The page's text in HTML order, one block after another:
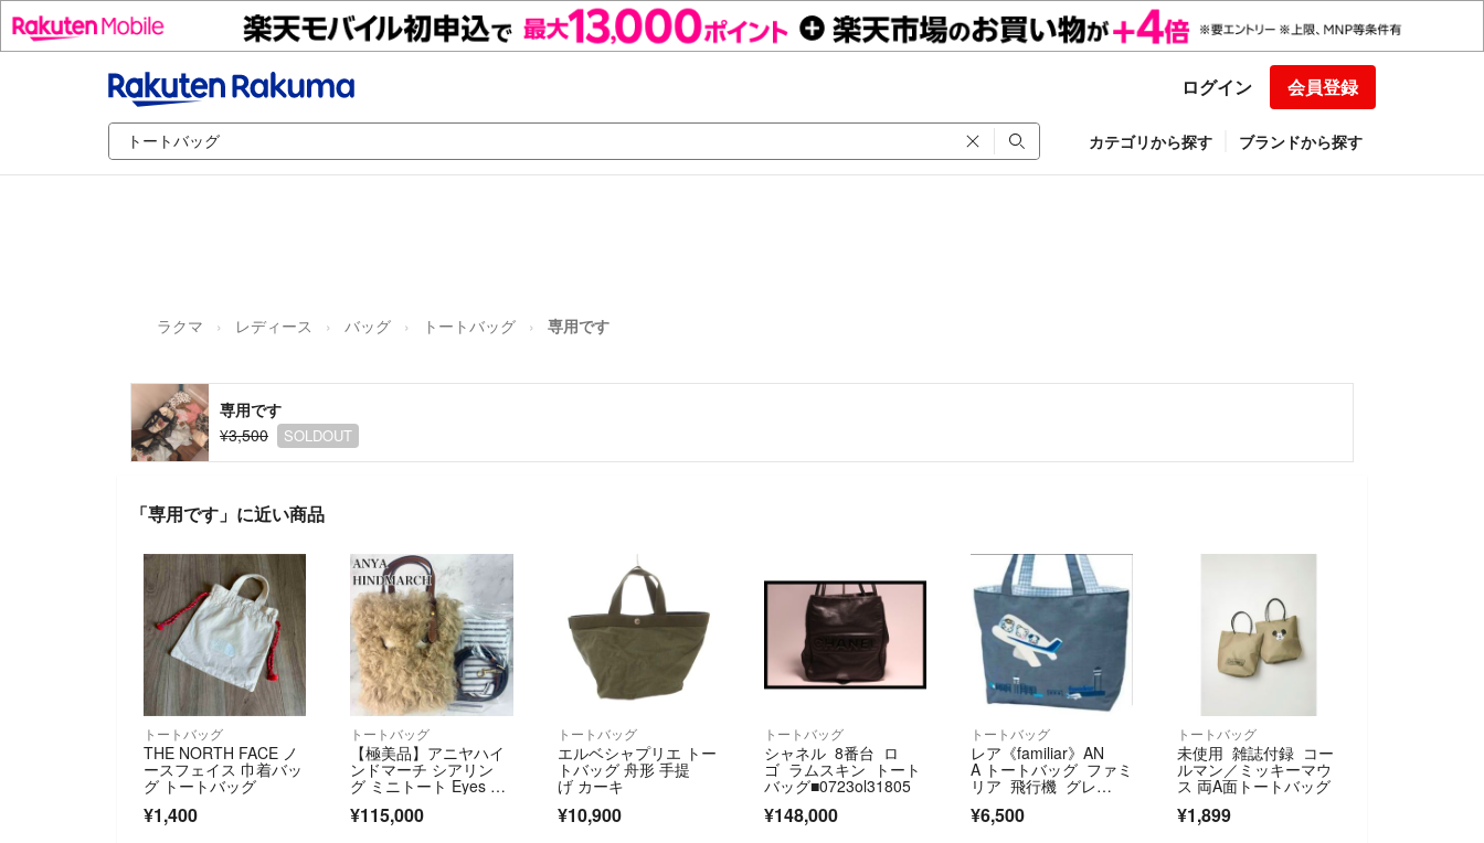
ログイン 会員登録
カテゴリから探す ブランドから探す
ラクマ レディース バッグ トートバッグ 専用です
専用です
¥3,500
SOLDOUT
「専用です」に近い商品
トートバッグ
THE NORTH FACE ノ
ースフェイス 巾着バッ
グ トートバッグ
¥1,400
トートバッグ
【極美品】アニヤハイ
ンドマーチ シアリン
グ ミニトート Eyes 2w
ay
¥115,000
トートバッグ
エルベシャプリエ トー
トバッグ 舟形 手提
げ カーキ
¥10,900
トートバッグ
シャネル 8番台 ロ
ゴ ラムスキン トート
バッグ■0723ol31805
¥148,000
トートバッグ
レア《familiar》AN
A トートバッグ ファミ
リア 飛行機 グレ
ー パイロット 客室乗
務員 ファミちゃん 国
¥6,500
トートバッグ
未使用 雑誌付録 コー
ルマン／ミッキーマウ
ス 両A面トートバッグ
¥1,899